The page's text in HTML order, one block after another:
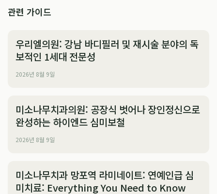
관련 가이드
우리엘의원: 강남 바디필러 및 재시술 분야의 독
보적인 1세대 전문성
2026년 8월 9일
미소나무치과의원: 공장식 벗어나 장인정신으로
완성하는 하이엔드 심미보철
2026년 8월 9일
미소나무치과 망포역 라미네이트: 연예인급 심
미치료: Everything You Need to Know